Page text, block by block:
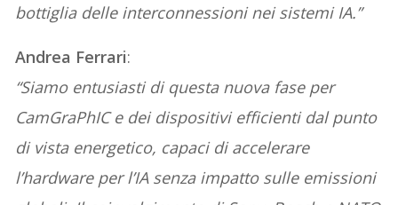
bottiglia delle interconnessioni nei sistemi IA.”
Andrea Ferrari:
“Siamo entusiasti di questa nuova fase per
CamGraPhIC e dei dispositivi efficienti dal punto
di vista energetico, capaci di accelerare
l’hardware per l’IA senza impatto sulle emissioni